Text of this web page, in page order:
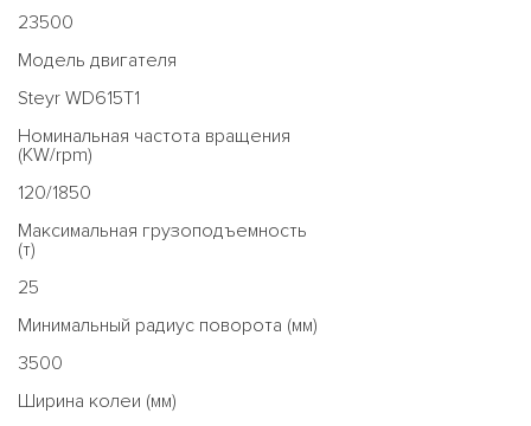
23500
Модель двигателя
Steyr WD615T1
Номинальная частота вращения
(KW/rpm)
120/1850
Максимальная грузоподъемность
(т)
25
Минимальный радиус поворота (мм)
3500
Ширина колеи (мм)